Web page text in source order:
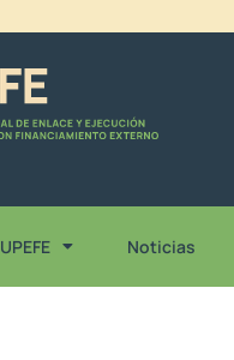
UPEFE Noticias